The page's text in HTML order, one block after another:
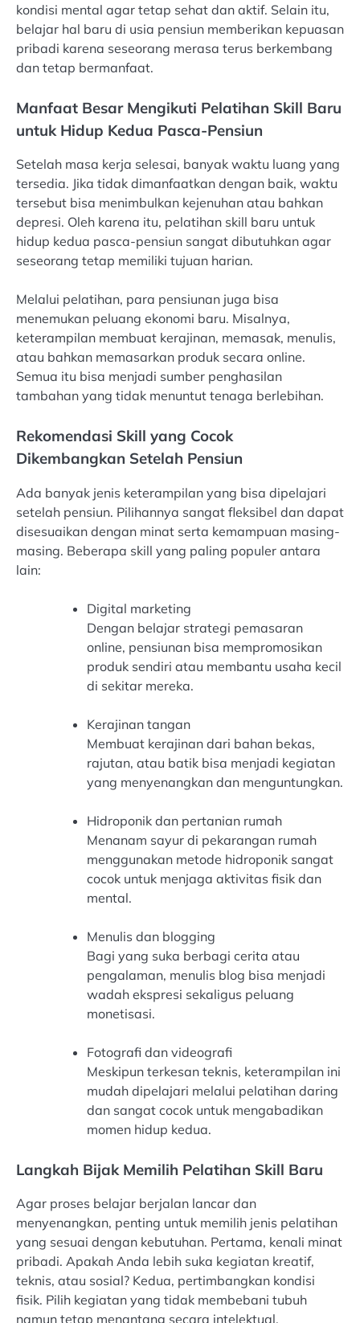
kondisi mental agar tetap sehat dan aktif. Selain itu,
belajar hal baru di usia pensiun memberikan kepuasan
pribadi karena seseorang merasa terus berkembang
dan tetap bermanfaat.
Manfaat Besar Mengikuti Pelatihan Skill Baru
untuk Hidup Kedua Pasca-Pensiun
Setelah masa kerja selesai, banyak waktu luang yang
tersedia. Jika tidak dimanfaatkan dengan baik, waktu
tersebut bisa menimbulkan kejenuhan atau bahkan
depresi. Oleh karena itu, pelatihan skill baru untuk
hidup kedua pasca-pensiun sangat dibutuhkan agar
seseorang tetap memiliki tujuan harian.
Melalui pelatihan, para pensiunan juga bisa
menemukan peluang ekonomi baru. Misalnya,
keterampilan membuat kerajinan, memasak, menulis,
atau bahkan memasarkan produk secara online.
Semua itu bisa menjadi sumber penghasilan
tambahan yang tidak menuntut tenaga berlebihan.
Rekomendasi Skill yang Cocok
Dikembangkan Setelah Pensiun
Ada banyak jenis keterampilan yang bisa dipelajari
setelah pensiun. Pilihannya sangat fleksibel dan dapat
disesuaikan dengan minat serta kemampuan masing-
masing. Beberapa skill yang paling populer antara
lain:
Digital marketing
Dengan belajar strategi pemasaran
online, pensiunan bisa mempromosikan
produk sendiri atau membantu usaha kecil
di sekitar mereka.
Kerajinan tangan
Membuat kerajinan dari bahan bekas,
rajutan, atau batik bisa menjadi kegiatan
yang menyenangkan dan menguntungkan.
Hidroponik dan pertanian rumah
Menanam sayur di pekarangan rumah
menggunakan metode hidroponik sangat
cocok untuk menjaga aktivitas fisik dan
mental.
Menulis dan blogging
Bagi yang suka berbagi cerita atau
pengalaman, menulis blog bisa menjadi
wadah ekspresi sekaligus peluang
monetisasi.
Fotografi dan videografi
Meskipun terkesan teknis, keterampilan ini
mudah dipelajari melalui pelatihan daring
dan sangat cocok untuk mengabadikan
momen hidup kedua.
Langkah Bijak Memilih Pelatihan Skill Baru
Agar proses belajar berjalan lancar dan
menyenangkan, penting untuk memilih jenis pelatihan
yang sesuai dengan kebutuhan. Pertama, kenali minat
pribadi. Apakah Anda lebih suka kegiatan kreatif,
teknis, atau sosial? Kedua, pertimbangkan kondisi
fisik. Pilih kegiatan yang tidak membebani tubuh
namun tetap menantang secara intelektual.